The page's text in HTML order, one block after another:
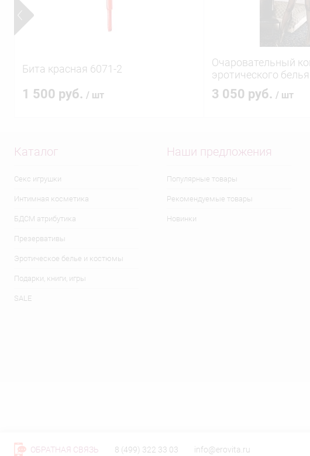
Бита красная 6071-2
1 500 руб. / шт
Очаровательный
эротического белья
3 050 руб. / шт
Каталог
Секс игрушки
Интимная косметика
БДСМ атрибутика
Презервативы
Эротическое белье и костюмы
Подарки, книги, игры
SALE
Наши предложения
Популярные товары
Рекомендуемые товары
Новинки
ОБРАТНАЯ СВЯЗЬ 8 (499) 322 33 03 info@erovita.ru